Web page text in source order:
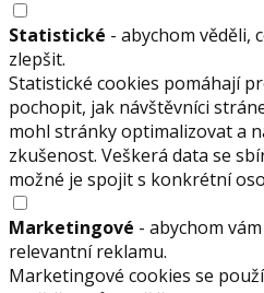
Statistické - abychom věděli,
zlepšit.
Statistické cookies pomáhají
pochopit, jak návštěvníci
mohl stránky optimalizovat a
zkušenost. Veškerá data se
možné je spojit s konkrétní
Marketingové - abychom
relevantní reklamu.
Marketingové cookies se